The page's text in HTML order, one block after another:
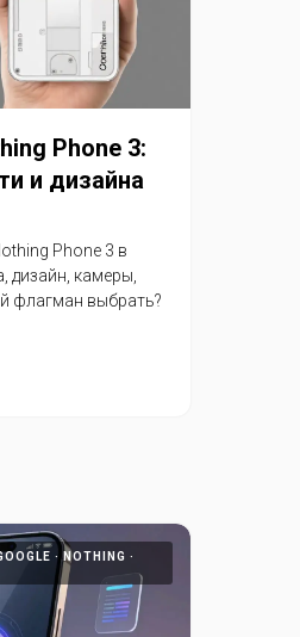
Phone 3:
и дизайна
Phone 3 в
дизайн, камеры,
флагман выбрать?
NOTHING